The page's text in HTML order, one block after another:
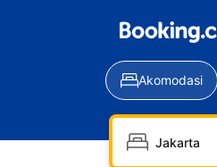
Akomodasi